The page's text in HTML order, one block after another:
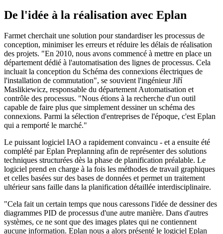
De l'idée à la réalisation avec Eplan
Farmet cherchait une solution pour standardiser les processus de
conception, minimiser les erreurs et réduire les délais de réalisation
des projets. "En 2010, nous avons commencé à mettre en place un
département dédié à l'automatisation des lignes de processus. Cela
incluait la conception du Schéma des connexions électriques de
l'installation de commutation", se souvient l'ingénieur Jiří
Maslikiewicz, responsable du département Automatisation et
contrôle des processus. "Nous étions à la recherche d'un outil
capable de faire plus que simplement dessiner un schéma des
connexions. Parmi la sélection d'entreprises de l'époque, c'est Eplan
qui a remporté le marché."
Le puissant logiciel IAO a rapidement convaincu - et a ensuite été
complété par Eplan Preplanning afin de représenter des solutions
techniques structurées dès la phase de planification préalable. Le
logiciel prend en charge à la fois les méthodes de travail graphiques
et celles basées sur des bases de données et permet un traitement
ultérieur sans faille dans la planification détaillée interdisciplinaire.
"Cela fait un certain temps que nous caressons l'idée de dessiner des
diagrammes PID de processus d'une autre manière. Dans d'autres
systèmes, ce ne sont que des images plates qui ne contiennent
aucune information. Eplan nous a alors présenté le logiciel Eplan